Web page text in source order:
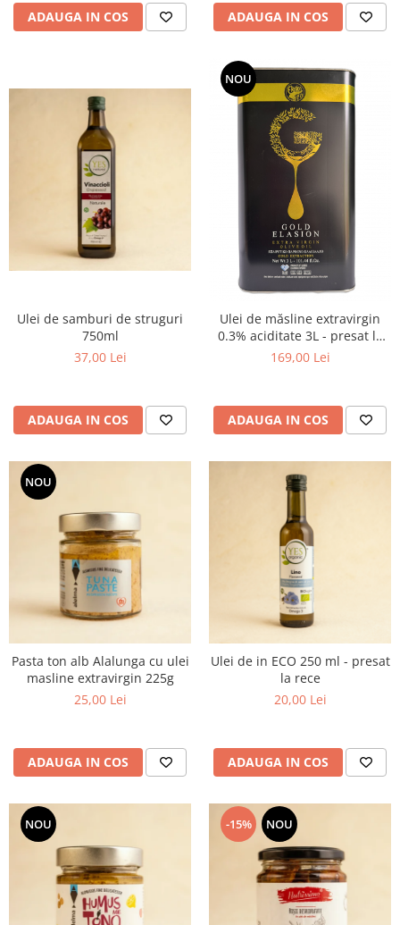
ADAUGA IN COS ADAUGA IN COS
Ulei de samburi de struguri
750ml
37,00 Lei
ADAUGA IN COS
NOU
Ulei de măsline extravirgin
0.3% aciditate 3L - presat la
rece
169,00 Lei
ADAUGA IN COS
NOU
Pasta ton alb Alalunga cu ulei
masline extravirgin 225g
25,00 Lei
ADAUGA IN COS
Ulei de in ECO 250 ml - presat
la rece
20,00 Lei
ADAUGA IN COS
NOU -15% NOU